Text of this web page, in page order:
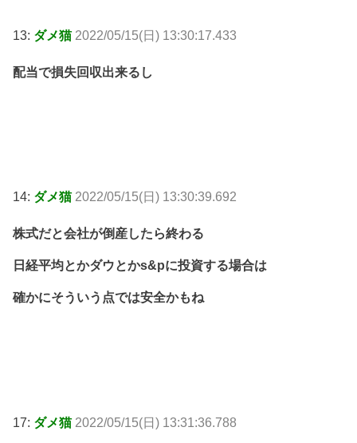
13: ダメ猫 2022/05/15(日) 13:30:17.433
配当で損失回収出来るし
14: ダメ猫 2022/05/15(日) 13:30:39.692
株式だと会社が倒産したら終わる
日経平均とかダウとかs&pに投資する場合は
確かにそういう点では安全かもね
17: ダメ猫 2022/05/15(日) 13:31:36.788